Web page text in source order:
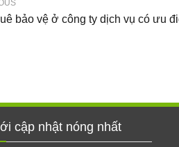
bảo vệ ở công ty dịch vụ có ưu
cập nhật nóng nhất